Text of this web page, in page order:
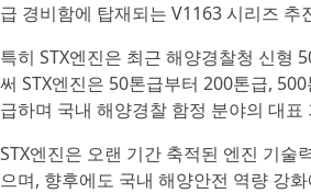
급 경비함에 탑재되는 V1163 시리즈 추
특히 STX엔진은 최근 해양경찰청 신형
써 STX엔진은 50톤급부터 200톤급,
급하며 국내 해양경찰 함정 분야의 대
STX엔진은 오랜 기간 축적된 엔진 기
으며, 향후에도 국내 해양안전 역량 강